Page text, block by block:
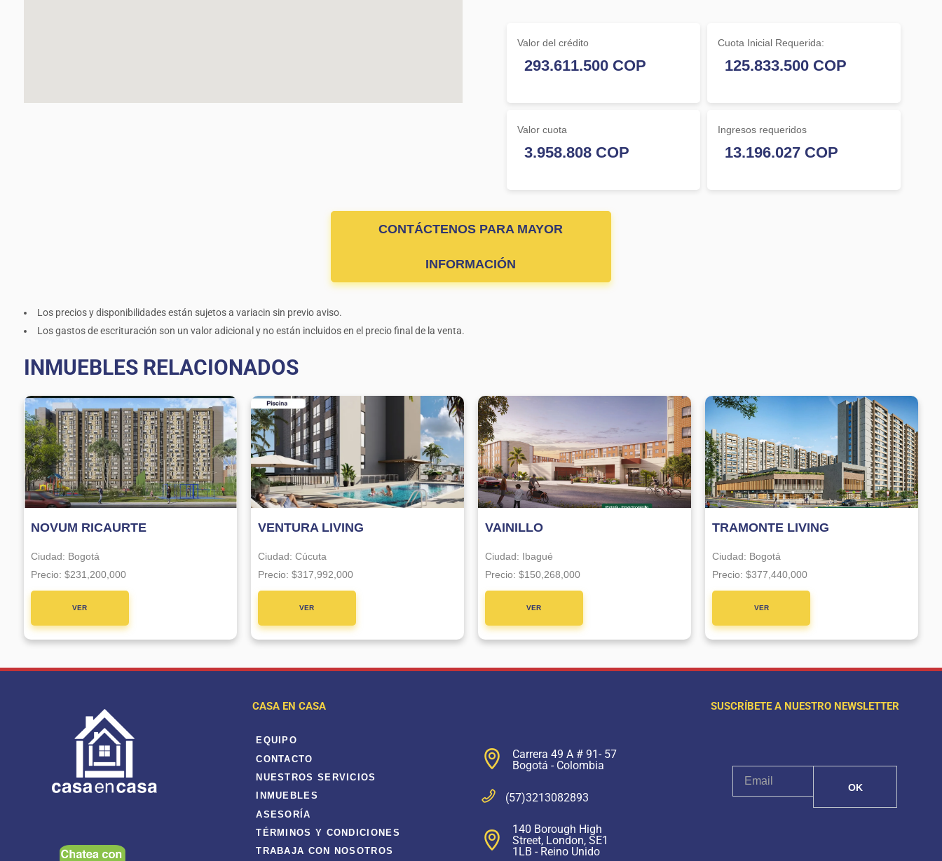
Valor del crédito Cuota Inicial Requerida:
Valor cuota Ingresos requeridos
CONTÁCTENOS PARA MAYOR
INFORMACIÓN
Los precios y disponibilidades están sujetos a variacin sin previo aviso.
Los gastos de escrituración son un valor adicional y no están incluidos en el precio final de la venta.
INMUEBLES RELACIONADOS
NOVUM RICAURTE
Ciudad: Bogotá
Precio: $231,200,000
VER
VENTURA LIVING
Ciudad: Cúcuta
Precio: $317,992,000
VER
VAINILLO
Ciudad: Ibagué
Precio: $150,268,000
VER
TRAMONTE LIVING
Ciudad: Bogotá
Precio:$377,440,000
VER
CASA EN CASA
EQUIPO
CONTACTO
NUESTROS SERVICIOS
INMUEBLES
ASESORÍA
TÉRMINOS Y CONDICIONES
TRABAJA CON NOSOTROS
Carrera 49 A # 91- 57
Bogotá - Colombia
(57)3213082893
140 Borough High
Street, London, SE1
1LB - Reino Unido
SUSCRÍBETE A NUESTRO NEWSLETTER